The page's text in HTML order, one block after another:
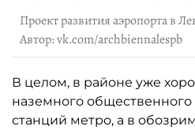
Проект развития аэропорта в
Автор: vk.com/archbiennalespb
В целом, в районе уже
наземного общественного
станций метро, а в